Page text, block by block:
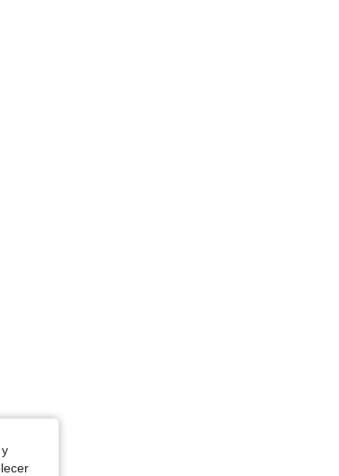
80 cm / 31 in, Color: Burdeos, Talla: XS
96 cm / 38 in, Color: Negro, Talla: S